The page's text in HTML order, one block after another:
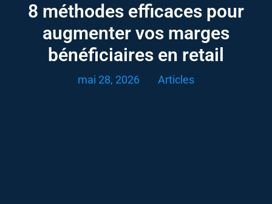
8 méthodes efficaces pour
augmenter vos marges
bénéficiaires en retail
mai 28, 2026 Articles